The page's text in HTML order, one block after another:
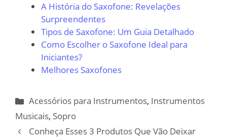
A História do Saxofone: Revelações
Surpreendentes
Tipos de Saxofone: Um Guia Detalhado
Como Escolher o Saxofone Ideal para
Iniciantes?
Melhores Saxofones
Categorias
Acessórios para Instrumentos, Instrumentos
Musicais, Sopro
Conheça Esses 3 Produtos Que Vão Deixar